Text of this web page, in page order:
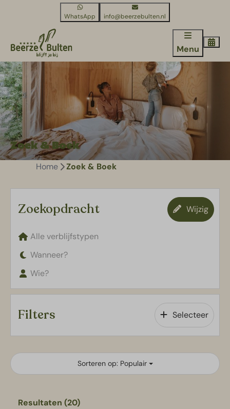
WhatsApp info@beerzebulten.nl
Menu
Zoek & Boek
Home Zoek & Boek
Zoekopdracht Wijzig
Alle verblijfstypen
Wanneer?
Wie?
Filters Selecteer
Sorteren op: Populair
Resultaten (20)